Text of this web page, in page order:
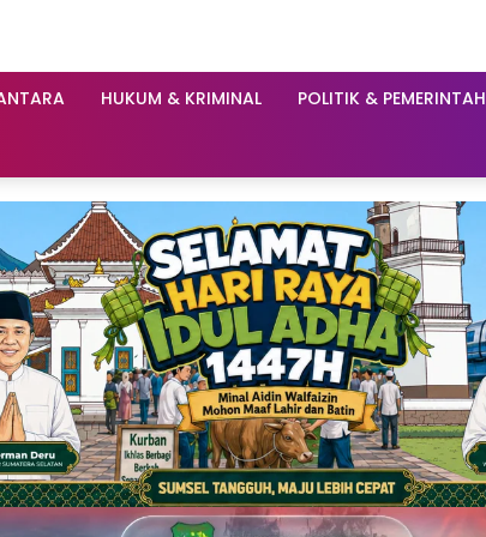
HUKUM & KRIMINAL POLITIK & PEMERINTAH